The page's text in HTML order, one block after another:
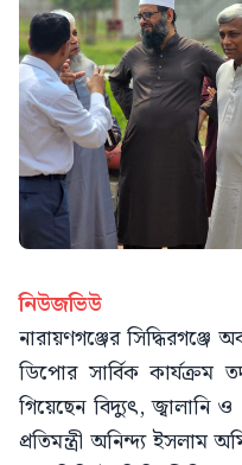
নিউজভিউ
নারায়ণগঞ্জের সিদ্ধিরগঞ্জে
ডিপোর সার্বিক কার্যক্রম
গিয়েছেন বিদ্যুৎ, জ্বালানি
প্রতিমন্ত্রী অনিন্দ্য ইসলাম